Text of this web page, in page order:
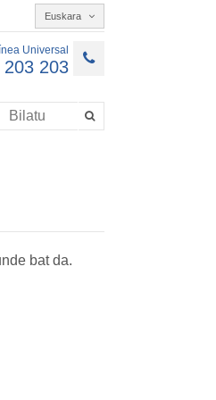
Euskara
Universal
203 203
bat da.